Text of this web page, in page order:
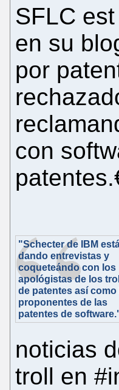
SFLC
en su
por
con
"Schecter de IBM
dando entrevistas y
coqueteándo con los
apológistas de los
de patentes así como
proponentes de las
patentes de
noticias
troll en